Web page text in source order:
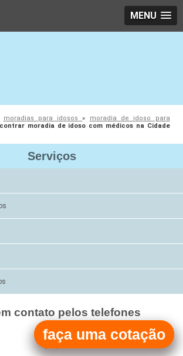
MENU
moradias para idosos» moradia de idoso para
moradia de idoso com médicos na Cidade
Serviços
contato pelos telefones
(11)
(11)
faça uma cotação